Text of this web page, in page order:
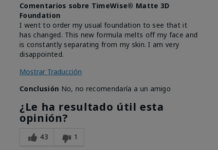
Comentarios sobre TimeWise® Matte 3D
Foundation
I went to order my usual foundation to see that it
has changed. This new formula melts off my face and
is constantly separating from my skin. I am very
disappointed.
Mostrar Traducción
Conclusión No, no recomendaría a un amigo
¿Le ha resultado útil esta
opinión?
43 1